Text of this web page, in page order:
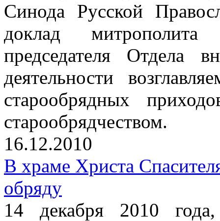
Синода Русской
доклад митрополита
председателя Отдела
деятельности
старообрядных
старообрядчеством.
16.12.2010
В храме Христа
обряду
14 декабря 2010